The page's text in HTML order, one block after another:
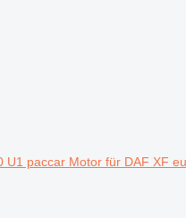
U1 paccar Motor für DAF XF